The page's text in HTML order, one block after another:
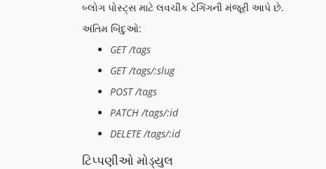
બ્લોગ પોસ્ટ્સ માટે લવચીક ટેગિંગની મંજૂરી આપે છે.
અંતિમ બિંદુઓ:
GET /tags
GET /tags/:slug
POST /tags
PATCH /tags/:id
DELETE /tags/:id
ટિપ્પણીઓ મોડ્યુલ